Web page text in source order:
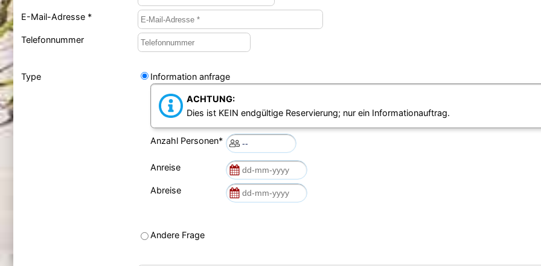
E-Mail-Adresse *
Telefonnummer
Type Information anfrage
ACHTUNG:
Dies ist KEIN endgültige Reservierung; nur ein Informationauftrag.
Anzahl Personen*
Anreise
Abreise
Andere Frage